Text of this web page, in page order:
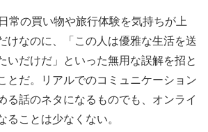
常の買い物や旅行体験を気持ちが上
けなのに、「この人は優雅な生活を送
いだけだ」といった無用な誤解を招と
とだ。リアルでのコミュニケーション
る話のネタになるものでも、オンライ
ることは少なくない。